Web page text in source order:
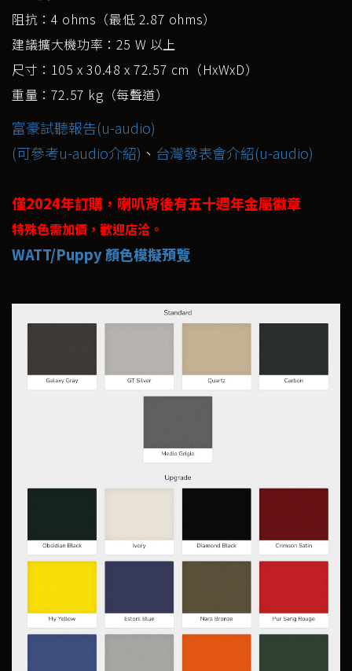
阻抗：4 ohms（最低 2.87 ohms）
建議擴大機功率：25 W 以上
尺寸：105 x 30.48 x 72.57 cm（HxWxD）
重量：72.57 kg（每聲道）
富豪試聽報告(u-audio)
(可參考u-audio介紹) 、 台灣發表會介紹(u-audio)
僅2024年訂購，喇叭背後有五十週年金屬徽章
特殊色需加價，歡迎店洽。
WATT/Puppy 顏色模擬預覽